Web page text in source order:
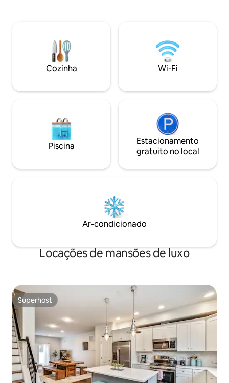
camas queen size, 4 camas de casal •
Pontuação de caminhada 96 • Smart TVs
de 65" e 50" • Cozinha totalmente
equipada • Lavadora e secadora • Pak N
caminhada do
da Filadélfia e do
Market. A casa oferece uma cozinha
moderna e suíte
Liberty Bell e do
Cozinha Wi-Fi
Piscina
Estacionamento
gratuito no local
Ar-condicionado
Locações de mansões de luxo
Superhost
Superhost